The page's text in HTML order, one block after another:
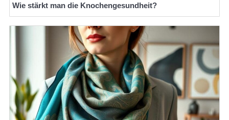
Wie stärkt man die Knochengesundheit?